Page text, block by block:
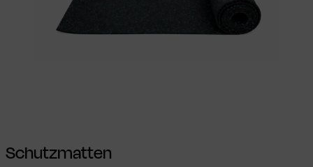
Schutzmatten